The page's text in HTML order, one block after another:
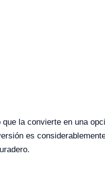
la convierte en una
es